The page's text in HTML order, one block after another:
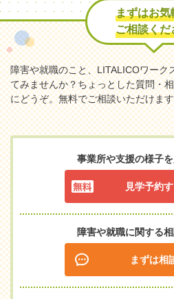
まずはお気
ご相談くだ
障害や就職のこと、LITALICOワーク
てみませんか？ちょっとした質問・
にどうぞ。無料でご相談いただけま
事業所や支援の様子
見学予約
障害や就職に関する
まずは相